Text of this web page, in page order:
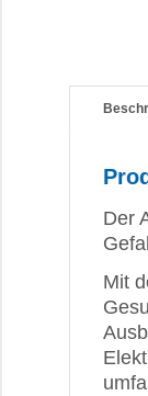
Der
Mit